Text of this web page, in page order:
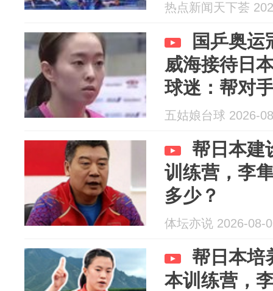
热点新闻天下荟
国乒奥运
威海接待日
球迷：帮对
五姑娘台球 2026-
帮日本建
训练营，李
多少？
体坛亦说 2026-08-
帮日本培
本训练营，